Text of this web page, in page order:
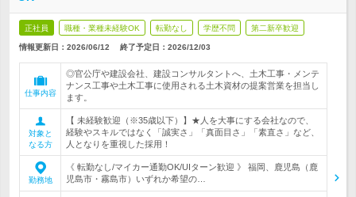
正社員 職種・業種未経験OK 転勤なし 学歴不問 第二新卒歓迎
情報更新日：2026/06/12 終了予定日： 2026/12/03
仕事内容
◎官公庁や建設会社、建設コンサルタントへ、土木工事・メンテ
ナンス工事や土木工事に使用される土木資材の提案営業を担当し
ます。
対象と
なる方
【 未経験歓迎（※35歳以下）】★人を大事にする会社なので、
経験やスキルではなく「誠実さ」「真面目さ」「素直さ」など、
人となりを重視した採用！
勤務地
《 転勤なし/マイカー通勤OK/UIターン歓迎 》 福岡、鹿児島（鹿
児島市・霧島市）いずれか希望の…